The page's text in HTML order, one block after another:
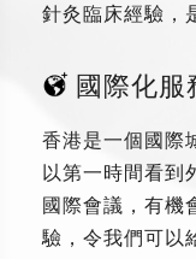
針灸臨床經驗，
國際化服
香港是一個國際
以第一時間看到
國際會議，有機
驗，令我們可以